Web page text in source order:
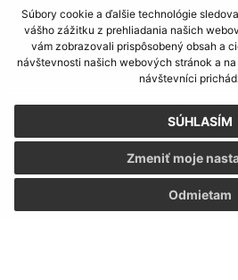
Súbory cookie a ďalšie technológie
vášho zážitku z prehliadania našich
vám zobrazovali prispôsobený obsah a
návštevnosti našich webových stránok a
návštevníci
SÚHLASÍM
Odmietam
Zmeniť moje
+421 36 285 80
IČO: